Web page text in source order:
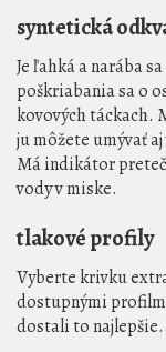
syntetická
Je ľahká a narába
poškriabania sa o
kovových táckach.
ju môžete umývať
Má indikátor
vody v miske.
tlakové profily
Vyberte krivku
dostupnými
dostali to najlepšie.